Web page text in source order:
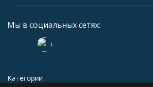
Мы в социальных сетях:
Категории